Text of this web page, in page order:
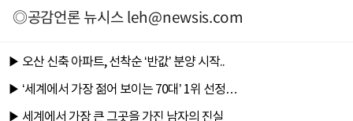
◎공감언론 뉴시스leh@newsis.com